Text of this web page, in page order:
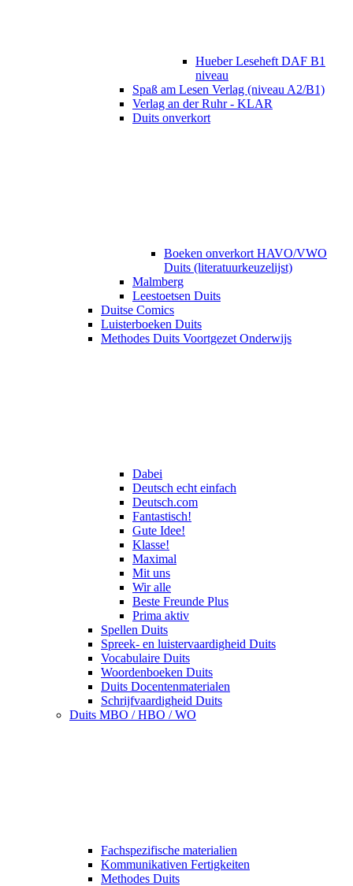
Hueber Leseheft DAF B1
niveau
Spaß am Lesen Verlag (niveau A2/B1)
Verlag an der Ruhr - KLAR
Duits onverkort
Boeken onverkort HAVO/VWO
Duits (literatuurkeuzelijst)
Malmberg
Leestoetsen Duits
Duitse Comics
Luisterboeken Duits
Methodes Duits Voortgezet Onderwijs
Dabei
Deutsch echt einfach
Deutsch.com
Fantastisch!
Gute Idee!
Klasse!
Maximal
Mit uns
Wir alle
Beste Freunde Plus
Prima aktiv
Spellen Duits
Spreek- en luistervaardigheid Duits
Vocabulaire Duits
Woordenboeken Duits
Duits Docentenmaterialen
Schrijfvaardigheid Duits
Duits MBO / HBO / WO
Fachspezifische materialien
Kommunikativen Fertigkeiten
Methodes Duits